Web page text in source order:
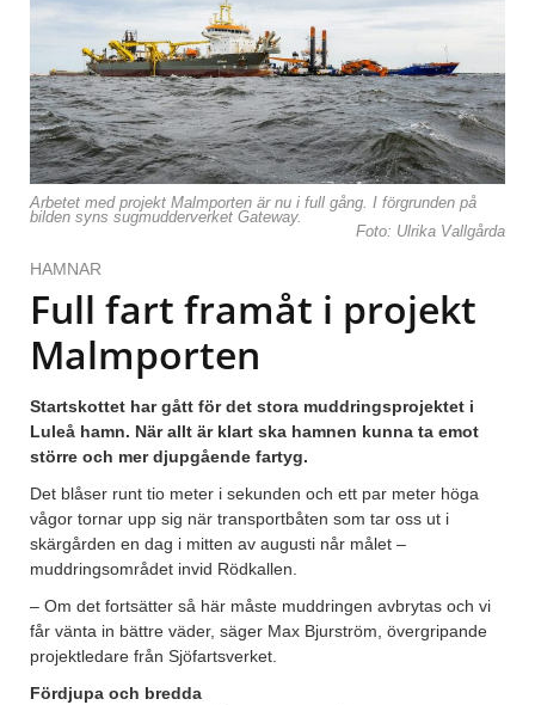
Arbetet med projekt Malmporten är nu i full gång. I förgrunden på
bilden syns sugmudderverket Gateway.
Foto: Ulrika Vallgårda
HAMNAR
Full fart framåt i projekt
Malmporten
Startskottet har gått för det stora muddringsprojektet i
Luleå hamn. När allt är klart ska hamnen kunna ta emot
större och mer djupgående fartyg.
Det blåser runt tio meter i sekunden och ett par meter höga
vågor tornar upp sig när transportbåten som tar oss ut i
skärgården en dag i mitten av augusti når målet –
muddringsområdet invid Rödkallen.
– Om det fortsätter så här måste muddringen avbrytas och vi
får vänta in bättre väder, säger Max Bjurström, övergripande
projektledare från Sjöfartsverket.
Fördjupa och bredda